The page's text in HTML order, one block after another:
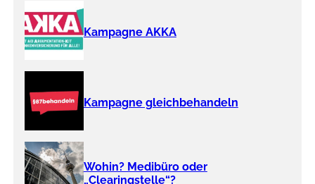
Kampagne AKKA
Kampagne gleichbehandeln
Wohin? Medibüro oder
„Clearingstelle“?